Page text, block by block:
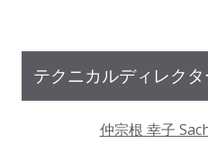
テクニカルディレク
仲宗根 幸子